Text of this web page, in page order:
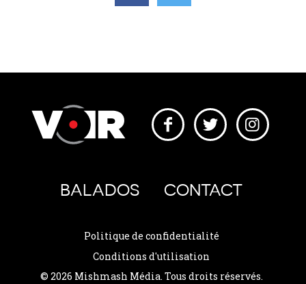
BALADOS CONTACT
Politique de confidentialité
Conditions d'utilisation
© 2026 Mishmash Média. Tous droits réservés.